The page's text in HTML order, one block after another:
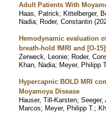
Adult Patients With
Haas, Patrick; Kittelberger,
Nadia; Roder, Constantin (
Hemodynamic evaluation
breath-hold fMRI and [O-
Zerweck, Leonie; Roder,
Khan, Nadia; Meyer, Philipp
Hypercapnic BOLD MRI
Moyamoya Disease
Hauser, Till-Karsten; Seeger,
Marcos; Meyer, Philipp T. ;